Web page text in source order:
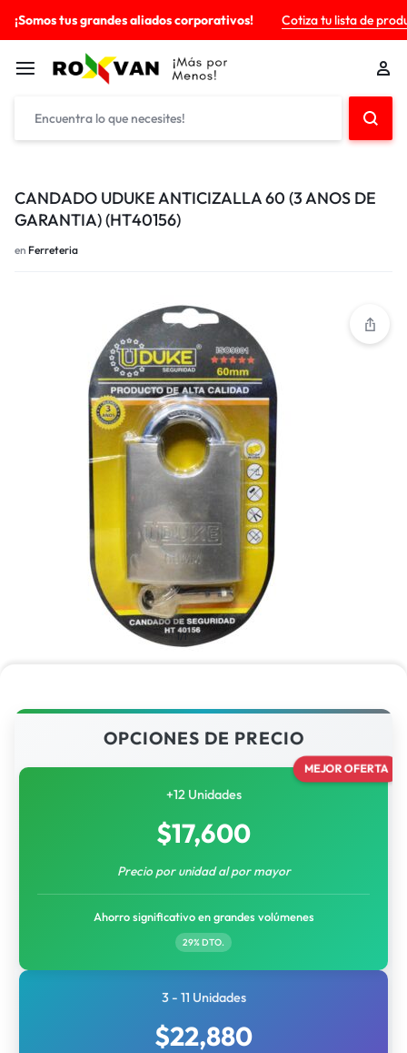
¡Somos tus grandes aliados corporativos! Cotiza tu lista de
CANDADO UDUKE ANTICIZALLA 60 (3 ANOS DE
GARANTIA) (HT40156)
en Ferreteria
1/1
OPCIONES DE PRECIO
MEJOR OFERTA
+12 Unidades
$17,600
Precio por unidad al por mayor
Ahorro significativo en grandes volúmenes
29% DTO.
3 - 11 Unidades
$22,880